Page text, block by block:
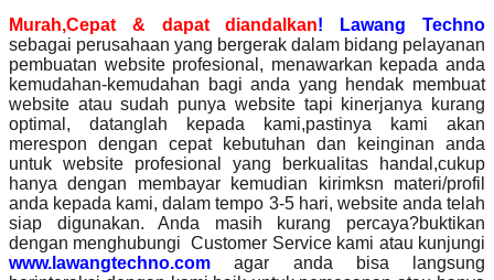
Murah,Cepat & dapat diandalkan! Lawang Techno
sebagai perusahaan yang bergerak dalam bidang pelayanan
pembuatan website profesional, menawarkan kepada anda
kemudahan-kemudahan bagi anda yang hendak membuat
website atau sudah punya website tapi kinerjanya kurang
optimal, datanglah kepada kami,pastinya kami akan
merespon dengan cepat kebutuhan dan keinginan anda
untuk website profesional yang berkualitas handal,cukup
hanya dengan membayar kemudian kirimksn materi/profil
anda kepada kami, dalam tempo 3-5 hari, website anda telah
siap digunakan. Anda masih kurang percaya?buktikan
dengan menghubungi Customer Service kami atau kunjungi
www.lawangtechno.com agar anda bisa langsung